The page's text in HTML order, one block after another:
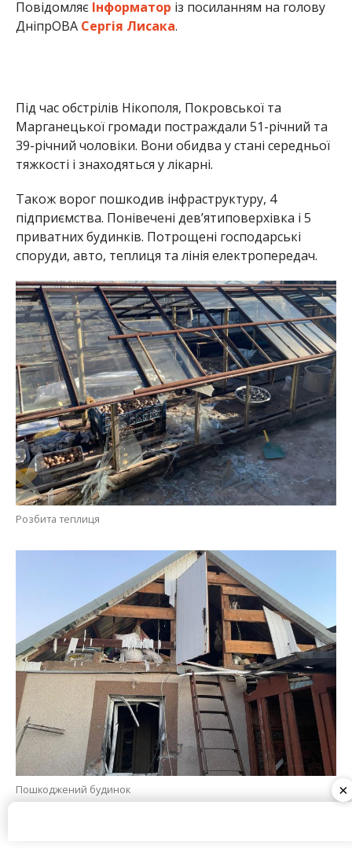
приватних будинків. Потрощені господарські
споруди, авто, теплиця та лінія електропередач.
Розбита теплиця
Олена Шевченко
×